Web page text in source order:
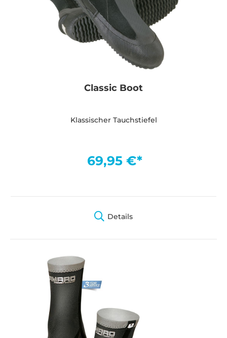
Classic Boot
Klassischer Tauchstiefel
69,95 €*
Details